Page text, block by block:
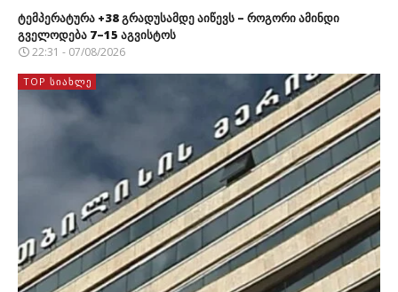
ტემპერატურა +38 გრადუსამდე აიწევს – როგორი ამინდი
გველოდება 7–15 აგვისტოს
22:31 - 07/08/2026
TOP ᲡᲘᲐᲮᲚᲔ